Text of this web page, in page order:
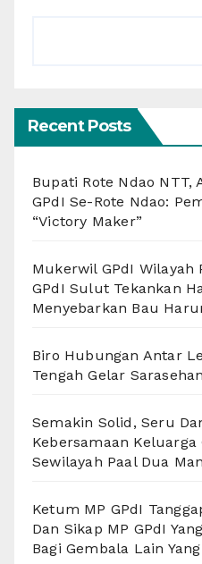
Recent Posts
Bupati Rote Ndao NTT,
GPdI Se-Rote Ndao:
“Victory Maker”
Mukerwil GPdI Wilayah
GPdI Sulut Tekankan
Menyebarkan Bau
Biro Hubungan Antar
Tengah Gelar Sarasehan
Semakin Solid, Seru
Kebersamaan Keluarga
Sewilayah Paal Dua
Ketum MP GPdI
Dan Sikap MP GPdI
Bagi Gembala Lain